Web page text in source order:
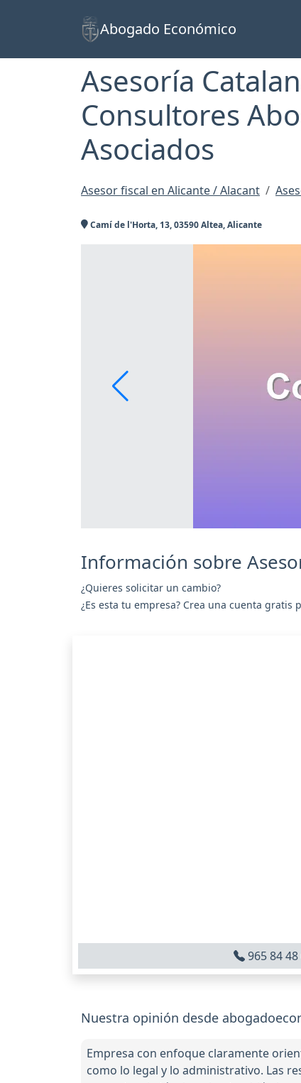
Abogado Económico
Asesoría
Consultores
Asociados
Asesor fiscal en Alicante / Alacant
Camí de l'Horta, 13, 03590 Altea, Alicante
Información sobre
¿Quieres solicitar un cambio?
¿Es esta tu empresa? Crea una cuenta
965 84 48
Nuestra opinión desde
Empresa con enfoque claramente
como lo legal y lo administrativo. Las